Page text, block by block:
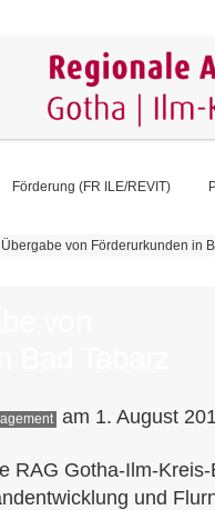
Förderung (FR ILE/REVIT)
von Förderurkunden in
am 1. August
RAG Gotha-Ilm-
und